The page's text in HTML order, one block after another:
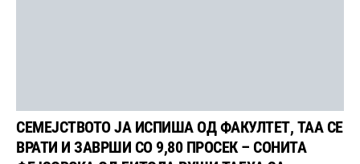
СЕМЕЈСТВОТО ЈА ИСПИША ОД ФАКУЛТЕТ, ТАА СЕ
ВРАТИ И ЗАВРШИ СО 9,80 ПРОСЕК – СОНИТА